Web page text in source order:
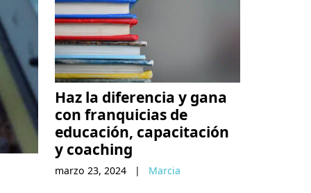
Haz la diferencia y gana
con franquicias de
educación, capacitación
y coaching
marzo 23, 2024 | Marcia